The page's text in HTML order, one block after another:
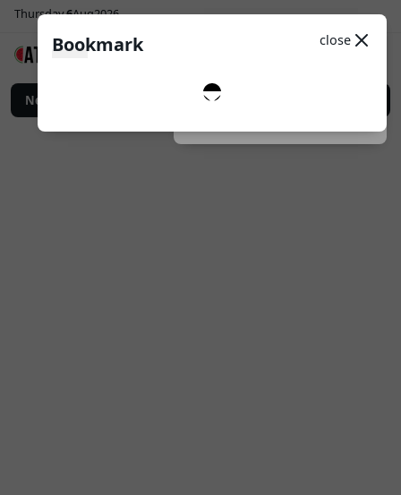
Thursday6Aug2026
Light
News
Efektif Top Up Game Online: Cara Praktis Memenuhi Kebutuhan
Bookmark close